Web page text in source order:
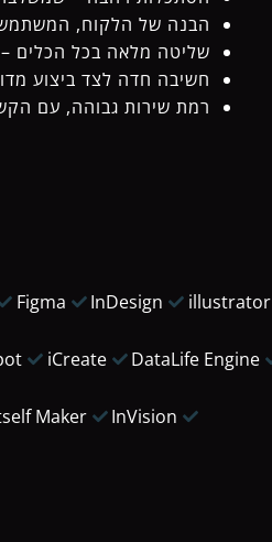
הבנה של הלקוח, המשתמש
שליטה מלאה בכל הכלים – Adobe, Figma, Front-End, צילום, אנימציה ועוד.
חשיבה חדה לצד ביצוע
רמת שירות גבוהה, עם
illustrator
InDesign
Figma
DataLife Engine
iCreate
InVision
Maker